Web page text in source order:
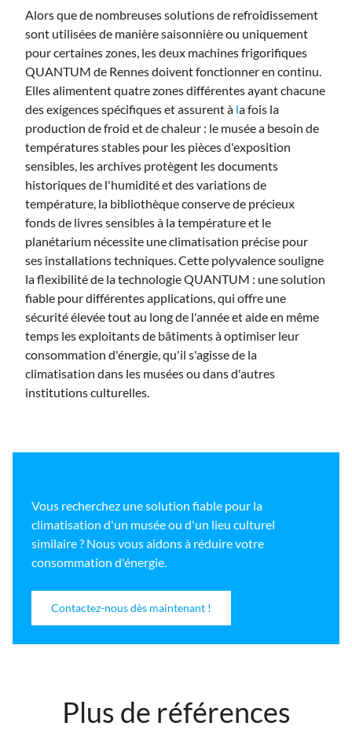
Alors que de nombreuses solutions de refroidissement
sont utilisées de manière saisonnière ou uniquement
pour certaines zones, les deux machines frigorifiques
QUANTUM de Rennes doivent fonctionner en continu.
Elles alimentent quatre zones différentes ayant chacune
des exigences spécifiques et assurent à la fois la
production de froid et de chaleur : le musée a besoin de
températures stables pour les pièces d'exposition
sensibles, les archives protègent les documents
historiques de l'humidité et des variations de
température, la bibliothèque conserve de précieux
fonds de livres sensibles à la température et le
planétarium nécessite une climatisation précise pour
ses installations techniques. Cette polyvalence souligne
la flexibilité de la technologie QUANTUM : une solution
fiable pour différentes applications, qui offre une
sécurité élevée tout au long de l'année et aide en même
temps les exploitants de bâtiments à optimiser leur
consommation d'énergie, qu'il s'agisse de la
climatisation dans les musées ou dans d'autres
institutions culturelles.
Vous recherchez une solution fiable pour la
climatisation d'un musée ou d'un lieu culturel
similaire ? Nous vous aidons à réduire votre
consommation d'énergie.
Contactez-nous dès maintenant !
Plus de références